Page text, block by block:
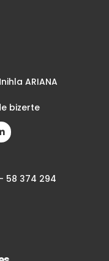
ARIANA
bizerte
58 374 294